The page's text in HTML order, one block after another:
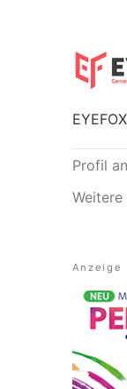
EYEFOX
Profil